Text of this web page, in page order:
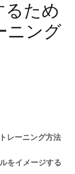
るため
ニング
レーニング方法
をイメージする